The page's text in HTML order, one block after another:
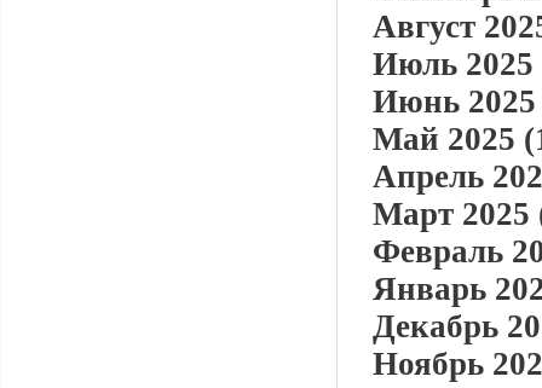
Август
Июль 2025
Июнь 2025
Май 2025
Апрель
Март 2025
Февраль
Январь
Декабрь
Ноябрь